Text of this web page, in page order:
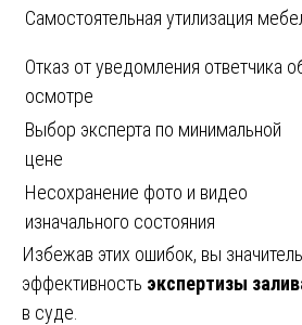
Самостоятельная утилизация
Отказ от уведомления ответчика
осмотре
Выбор эксперта по минимальной
цене
Несохранение фото и видео
изначального состояния
Избежав этих ошибок, вы
эффективность экспертизы
в суде.